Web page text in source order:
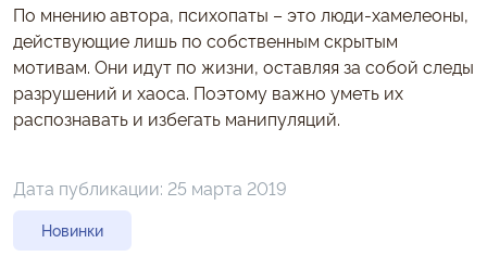
По мнению автора, психопаты – это люди-хамелеоны,
действующие лишь по собственным скрытым
мотивам. Они идут по жизни, оставляя за собой следы
разрушений и хаоса. Поэтому важно уметь их
распознавать и избегать манипуляций.
Дата публикации: 25 марта 2019
Новинки